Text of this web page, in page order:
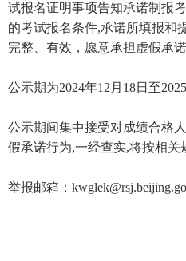
试报名证明事项告知承诺制报
的考试报名条件,承诺所填报和
完整、有效，愿意承担虚假承
公示期为2024年12月18日至
公示期间集中接受对成绩合格
假承诺行为,一经查实,将按相关
举报邮箱：